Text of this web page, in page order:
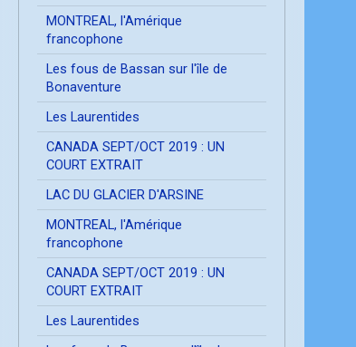
MONTREAL, l'Amérique
francophone
Les fous de Bassan sur l'île de
Bonaventure
Les Laurentides
CANADA SEPT/OCT 2019 : UN
COURT EXTRAIT
LAC DU GLACIER D'ARSINE
MONTREAL, l'Amérique
francophone
CANADA SEPT/OCT 2019 : UN
COURT EXTRAIT
Les Laurentides